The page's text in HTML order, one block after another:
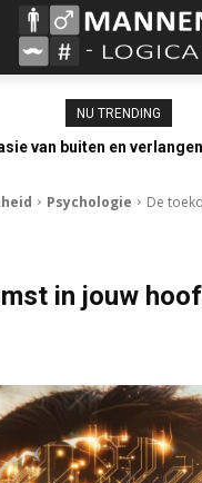
NU TRENDING
van buiten en
Psychologie
De
in jouw